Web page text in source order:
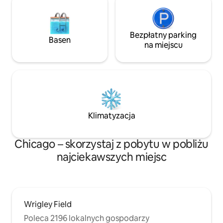
innych części miasta. Parkowanie na
ulicy jest stosunkowo łatwe w pobliżu
apartamentu, a my oferujemy
bezpłatne naklejki parkingowe w
również czystą przestrzeń garażową (z
Basen
Bezpłatny parking
na miejscu
Klimatyzacja
Chicago – skorzystaj z pobytu w pobliżu
najciekawszych miejsc
Wrigley Field
Poleca 2196 lokalnych gospodarzy